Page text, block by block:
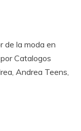
de la moda en
Catalogos
Andrea Teens,